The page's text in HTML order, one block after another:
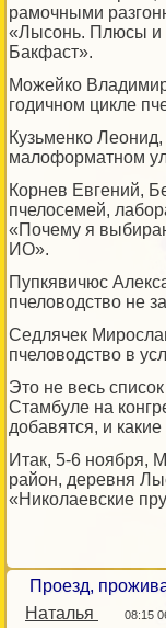
рамочными
«Лысонь. Плюсы и
Бакфаст».
Можейко
годичном цикле
Кузьменко
малоформатном
Корнев Евгений,
пчелосемей,
«Почему я
ИО».
Пупкявичюс
пчеловодство не
Седлячек
пчеловодство в
Это не весь
Стамбуле на
добавятся, и
Итак, 5-6 ноября,
район, деревня
«Николаевские
Проезд,
Наталья
08:15